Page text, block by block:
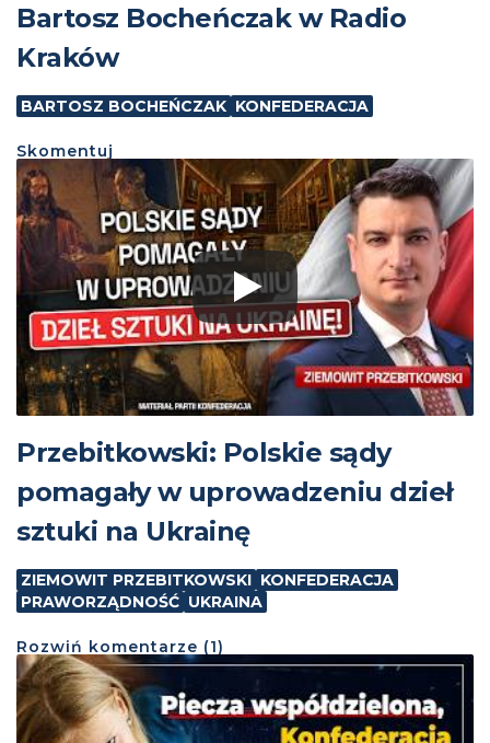
Bartosz Bocheńczak w Radio
Kraków
BARTOSZ BOCHEŃCZAK KONFEDERACJA
Skomentuj
Przebitkowski: Polskie sądy
pomagały w uprowadzeniu dzieł
sztuki na Ukrainę
ZIEMOWIT PRZEBITKOWSKI KONFEDERACJA
PRAWORZĄDNOŚĆ UKRAINA
Rozwiń komentarze (1)